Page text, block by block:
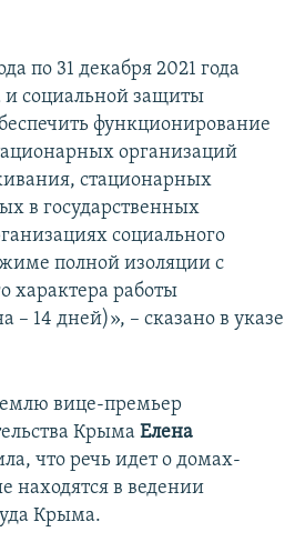
по 31 декабря 2021 года
и социальной защиты
функционирование
организаций
стационарных
в государственных
социального
полной изоляции с
характера работы
– 14 дней)», – сказано в указе
вице-премьер
Крыма Елена
что речь идет о домах-
находятся в ведении
Крыма.